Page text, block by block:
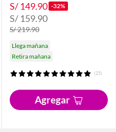
S/ 149.90 -32%
S/ 159.90
S/ 219.90
Llega mañana
Retira mañana
(25)
Agregar